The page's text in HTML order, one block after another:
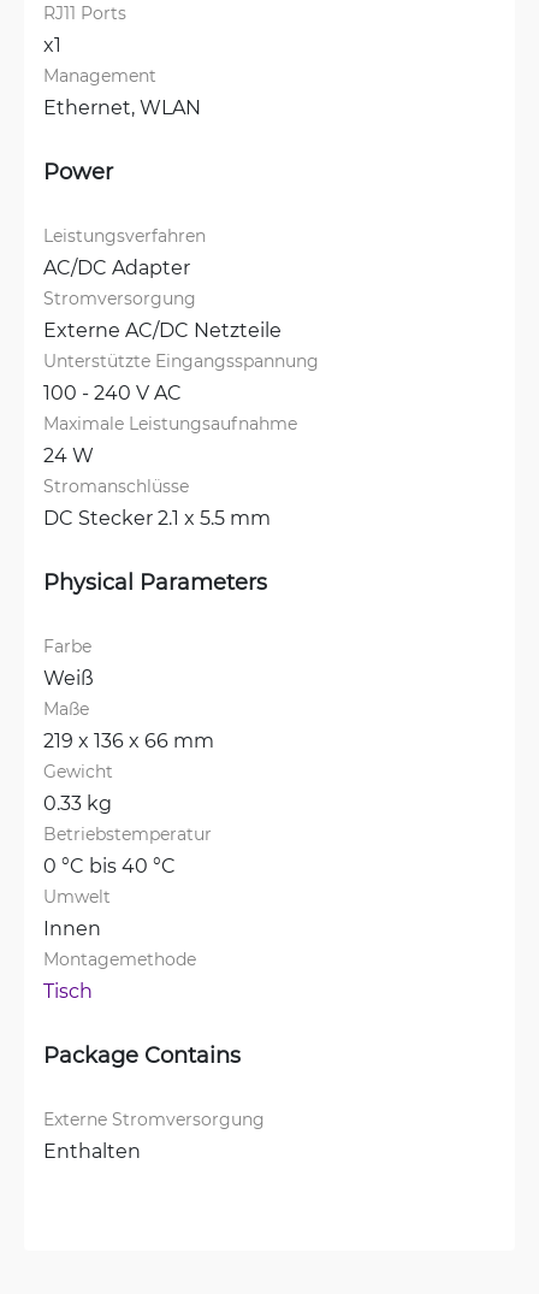
RJ11 Ports
x1
Management
Ethernet, WLAN
Power
Leistungsverfahren
AC/DC Adapter
Stromversorgung
Externe AC/DC Netzteile
Unterstützte Eingangsspannung
100 - 240 V AC
Maximale Leistungsaufnahme
24 W
Stromanschlüsse
DC Stecker 2.1 x 5.5 mm
Physical Parameters
Farbe
Weiß
Maße
219 x 136 x 66 mm
Gewicht
0.33 kg
Betriebstemperatur
0 °C bis 40 °C
Umwelt
Innen
Montagemethode
Tisch
Package Contains
Externe Stromversorgung
Enthalten